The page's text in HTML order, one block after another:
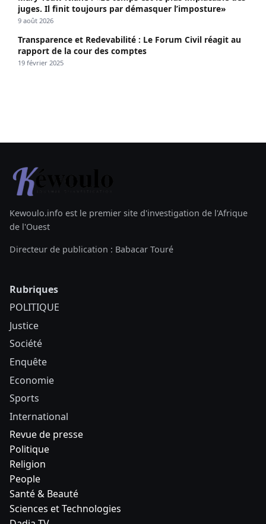
juges. Il finit toujours par démasquer l’imposture»
9 août 2026
Transparence et Redevabilité : Le Forum Civil réagit au
rapport de la cour des comptes
19 février 2025
Kewoulo.info est le premier site d'investigation de l'Afrique
de l'Ouest
Directeur de publication : Babacar Touré
Rubriques
POLITIQUE
Justice
Société
Enquête
Economie
Sports
International
Revue de presse
Politique
Religion
People
Santé & Beauté
Sciences et Technologies